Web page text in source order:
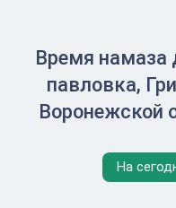
Время намаза
павловка,
Воронежской
На